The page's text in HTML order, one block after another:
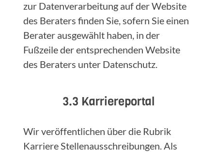
zur Datenverarbeitung auf der Website
des Beraters finden Sie, sofern Sie einen
Berater ausgewählt haben, in der
Fußzeile der entsprechenden Website
des Beraters unter Datenschutz.
3.3 Karriereportal
Wir veröffentlichen über die Rubrik
Karriere Stellenausschreibungen. Als